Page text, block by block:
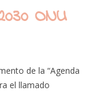
ONU
de la “Agenda
el llamado